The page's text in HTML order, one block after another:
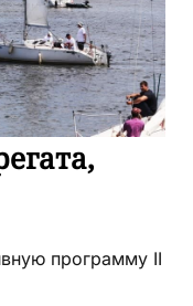
программу II